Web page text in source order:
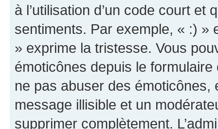
à l’utilisation d’un code court et
sentiments. Par exemple, « :) »
» exprime la tristesse. Vous
émoticônes depuis le
ne pas abuser des
message illisible et un
supprimer complètement.